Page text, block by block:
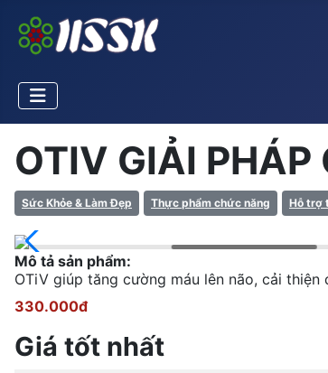
OTIV GIẢI PHÁP
Sức Khỏe & Làm Đẹp Thực phẩm chức năng Hỗ trợ
Mô tả sản phẩm:
OTiV giúp tăng cường máu lên não, cải
330.000đ
Giá tốt nhất